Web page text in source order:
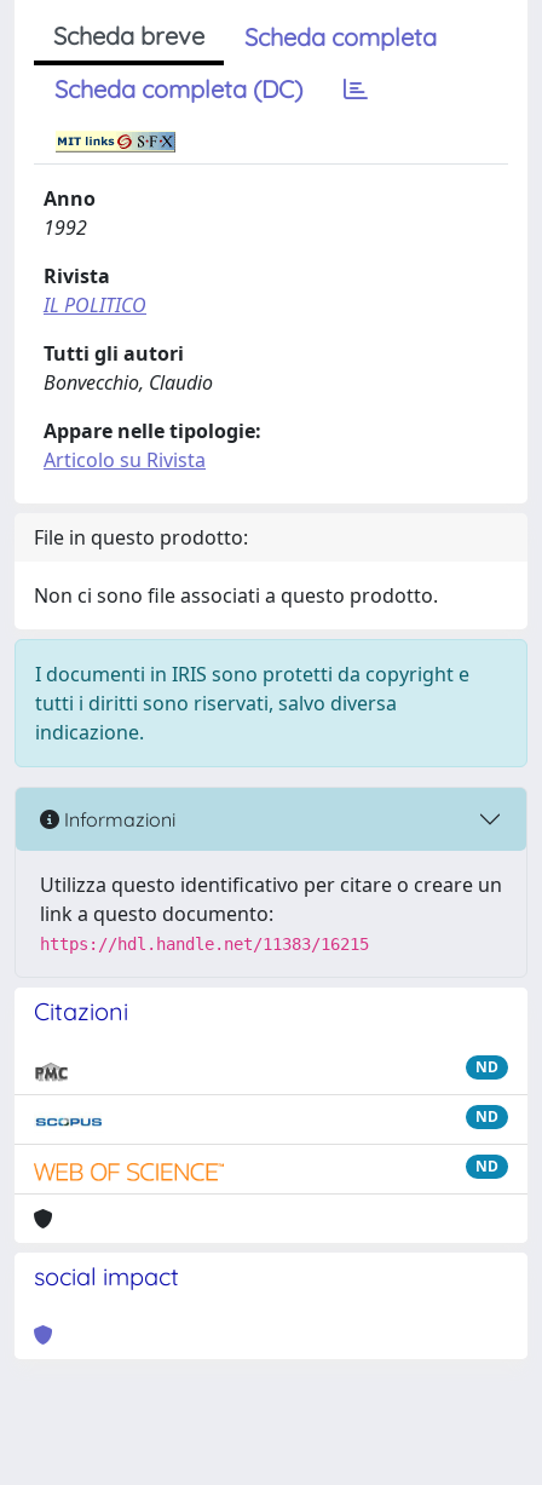
Scheda breve
Scheda completa
Scheda completa (DC)
Anno
1992
Rivista
IL POLITICO
Tutti gli autori
Bonvecchio, Claudio
Appare nelle tipologie:
Articolo su Rivista
File in questo prodotto:
Non ci sono file associati a questo prodotto.
I documenti in IRIS sono protetti da copyright e
tutti i diritti sono riservati, salvo diversa
indicazione.
Informazioni
Utilizza questo identificativo per citare o creare un
link a questo documento:
https://hdl.handle.net/11383/16215
Citazioni
ND
ND
ND
social impact